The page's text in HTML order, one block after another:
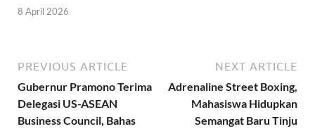
8 April 2026
PREVIOUS ARTICLE
Gubernur Pramono Terima
Delegasi US-ASEAN
Business Council, Bahas
NEXT ARTICLE
Adrenaline Street Boxing,
Mahasiswa Hidupkan
Semangat Baru Tinju